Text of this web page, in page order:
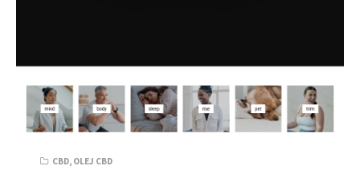
CBD, OLEJ CBD